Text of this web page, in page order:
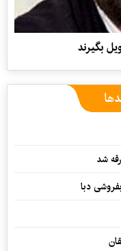
بگيرند
شد
دبا